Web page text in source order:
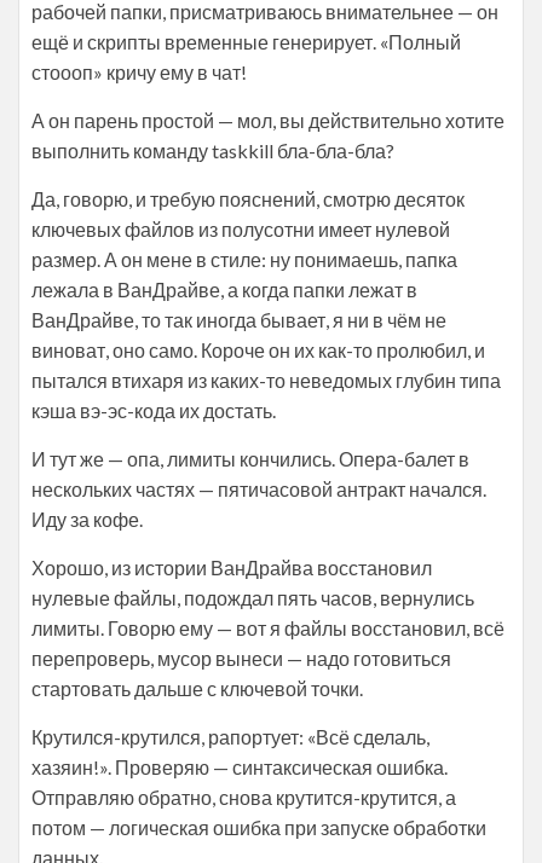
рабочей папки, присматриваюсь внимательнее — он
ещё и скрипты временные генерирует. «Полный
стоооп» кричу ему в чат!
А он парень простой — мол, вы действительно хотите
выполнить команду taskkill бла-бла-бла?
Да, говорю, и требую пояснений, смотрю десяток
ключевых файлов из полусотни имеет нулевой
размер. А он мене в стиле: ну понимаешь, папка
лежала в ВанДрайве, а когда папки лежат в
ВанДрайве, то так иногда бывает, я ни в чём не
виноват, оно само. Короче он их как-то пролюбил, и
пытался втихаря из каких-то неведомых глубин типа
кэша вэ-эс-кода их достать.
И тут же — опа, лимиты кончились. Опера-балет в
нескольких частях — пятичасовой антракт начался.
Иду за кофе.
Хорошо, из истории ВанДрайва восстановил
нулевые файлы, подождал пять часов, вернулись
лимиты. Говорю ему — вот я файлы восстановил, всё
перепроверь, мусор вынеси — надо готовиться
стартовать дальше с ключевой точки.
Крутился-крутился, рапортует: «Всё сделаль,
хазяин!». Проверяю — синтаксическая ошибка.
Отправляю обратно, снова крутится-крутится, а
потом — логическая ошибка при запуске обработки
данных.